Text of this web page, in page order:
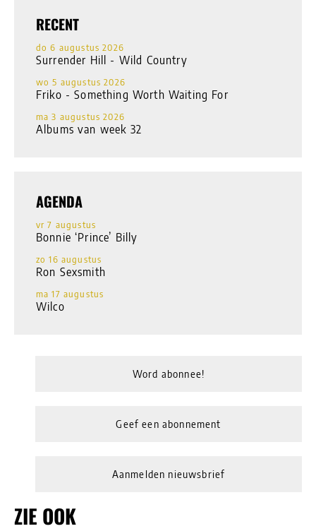
RECENT
do 6 augustus 2026
Surrender Hill - Wild Country
wo 5 augustus 2026
Friko - Something Worth Waiting For
ma 3 augustus 2026
Albums van week 32
AGENDA
vr 7 augustus
Bonnie ‘Prince’ Billy
zo 16 augustus
Ron Sexsmith
ma 17 augustus
Wilco
Word abonnee!
Geef een abonnement
Aanmelden nieuwsbrief
ZIE OOK